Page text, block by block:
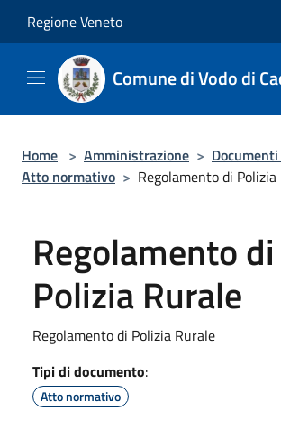
Regione Veneto
Comune di Vodo di
Home > Amministrazione >
Atto normativo > Regolamento di
Regolamento di
Polizia Rurale
Regolamento di Polizia Rurale
Tipi di documento:
Atto normativo